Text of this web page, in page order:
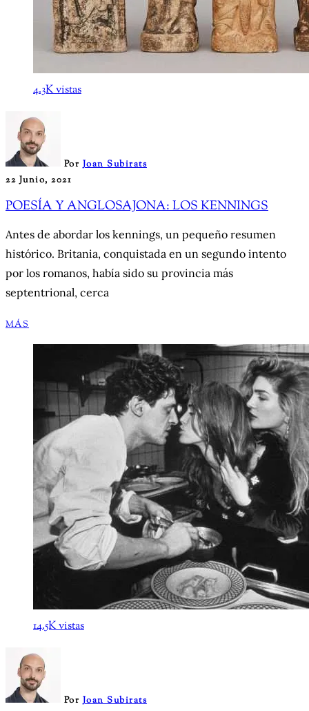
4.3K vistas
PorJoan Subirats
22 Junio, 2021
POESÍA Y ANGLOSAJONA: LOS KENNINGS
Antes de abordar los kennings, un pequeño resumen
histórico. Britania, conquistada en un segundo intento
por los romanos, había sido su provincia más
septentrional, cerca
MÁS
14.5K vistas
PorJoan Subirats